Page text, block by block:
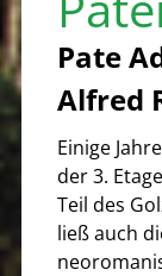
Pate
Alfred
Einige
der 3.
Teil des
ließ auch